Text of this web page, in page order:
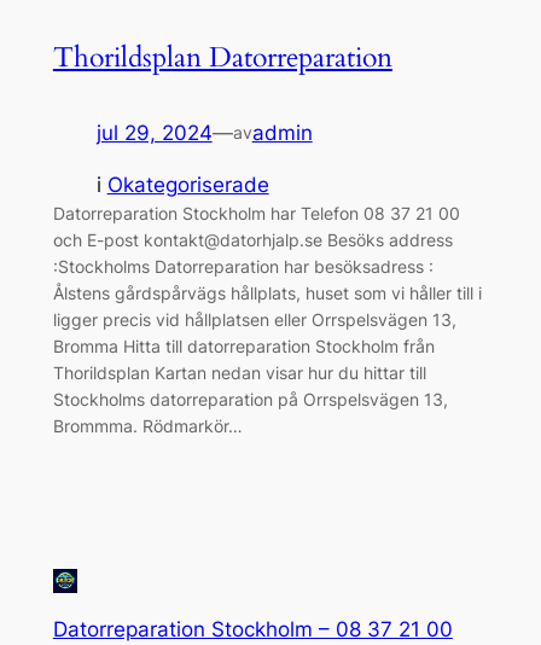
Thorildsplan Datorreparation
jul 29, 2024—avadmin
i Okategoriserade
Datorreparation Stockholm har Telefon 08 37 21 00
och E-post kontakt@datorhjalp.se Besöks address
:Stockholms Datorreparation har besöksadress :
Ålstens gårdspårvägs hållplats, huset som vi håller till i
ligger precis vid hållplatsen eller Orrspelsvägen 13,
Bromma Hitta till datorreparation Stockholm från
Thorildsplan Kartan nedan visar hur du hittar till
Stockholms datorreparation på Orrspelsvägen 13,
Brommma. Rödmarkör…
Datorreparation Stockholm – 08 37 21 00